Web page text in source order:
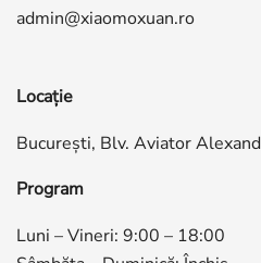
admin@xiaomoxuan.ro
Locație
București, Blv. Aviator
Program
Luni – Vineri: 9:00 – 18:00